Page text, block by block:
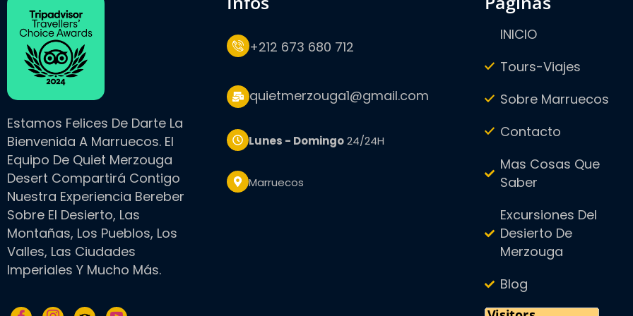
Estamos Felices De Darte La
Bienvenida A Marruecos. El
Equipo De Quiet Merzouga
Desert Compartirá Contigo
Nuestra Experiencia Bereber
Sobre El Desierto, Las
Montañas, Los Pueblos, Los
Valles, Las Ciudades
Imperiales Y Mucho Más.
+212 673 680 712
quietmerzouga1@gmail.com
Lunes - Domingo24/24H
Marruecos
INICIO
Tours-Viajes
Sobre Marruecos
Contacto
Mas Cosas Que
Saber
Excursiones Del
Desierto De
Merzouga
Blog